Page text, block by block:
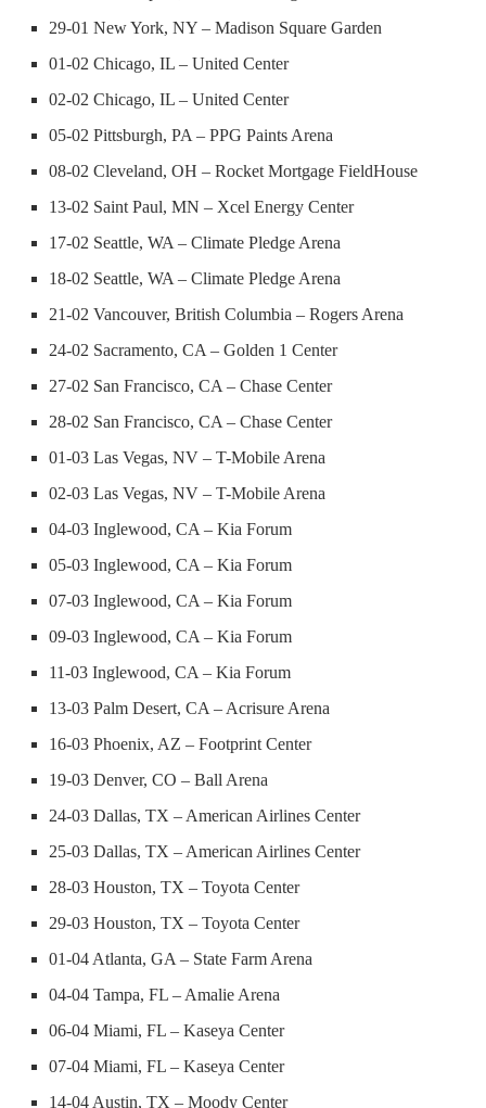
29-01 New York, NY – Madison Square Garden
01-02 Chicago, IL – United Center
02-02 Chicago, IL – United Center
05-02 Pittsburgh, PA – PPG Paints Arena
08-02 Cleveland, OH – Rocket Mortgage FieldHouse
13-02 Saint Paul, MN – Xcel Energy Center
17-02 Seattle, WA – Climate Pledge Arena
18-02 Seattle, WA – Climate Pledge Arena
21-02 Vancouver, British Columbia – Rogers Arena
24-02 Sacramento, CA – Golden 1 Center
27-02 San Francisco, CA – Chase Center
28-02 San Francisco, CA – Chase Center
01-03 Las Vegas, NV – T-Mobile Arena
02-03 Las Vegas, NV – T-Mobile Arena
04-03 Inglewood, CA – Kia Forum
05-03 Inglewood, CA – Kia Forum
07-03 Inglewood, CA – Kia Forum
09-03 Inglewood, CA – Kia Forum
11-03 Inglewood, CA – Kia Forum
13-03 Palm Desert, CA – Acrisure Arena
16-03 Phoenix, AZ – Footprint Center
19-03 Denver, CO – Ball Arena
24-03 Dallas, TX – American Airlines Center
25-03 Dallas, TX – American Airlines Center
28-03 Houston, TX – Toyota Center
29-03 Houston, TX – Toyota Center
01-04 Atlanta, GA – State Farm Arena
04-04 Tampa, FL – Amalie Arena
06-04 Miami, FL – Kaseya Center
07-04 Miami, FL – Kaseya Center
14-04 Austin, TX – Moody Center